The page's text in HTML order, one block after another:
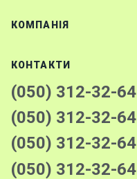
КОМПАНІЯ
КОНТАКТИ
(050) 312-32-64
(050) 312-32-64
(050) 312-32-64
(050) 312-32-64